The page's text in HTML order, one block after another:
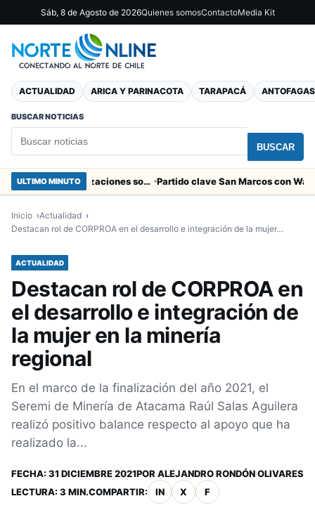
Sáb, 8 de Agosto de 2026Quienes somosContactoMedia Kit
ACTUALIDAD ARICA Y PARINACOTA TARAPACÁ
BUSCAR NOTICIAS
BUSCAR
ULTIMO MINUTO Entregaron fibra óptica gratuita a organizaciones sociales de Arica
Inicio
Actualidad
Destacan rol de CORPROA en el desarrollo e integración de la mujer…
ACTUALIDAD
Destacan rol de CORPROA en
el desarrollo e integración de
la mujer en la minería
regional
En el marco de la finalización del año 2021, el
Seremi de Minería de Atacama Raúl Salas Aguilera
realizó positivo balance respecto al apoyo que ha
realizado la...
FECHA: 31 DICIEMBRE 2021POR ALEJANDRO RONDÓN OLIVARES
LECTURA: 3 MIN.COMPARTIR: IN X F